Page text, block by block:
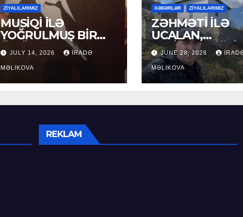
ZİYALILARIMIZ
MUSİQİ İLƏ
YOĞRULMUŞ BİR
ÖMÜR
JULY 14, 2026 İRADƏ
MƏLIKOVA
XƏBƏRLƏR ZİYALILARIMIZ
ZƏHMƏTİ İLƏ
UCALAN,
XEYİRXAHLIĞI
SEÇİLƏN: HACI
RAMAZAN
JUNE 28, 2026
MƏLIKOVA
REKLAM